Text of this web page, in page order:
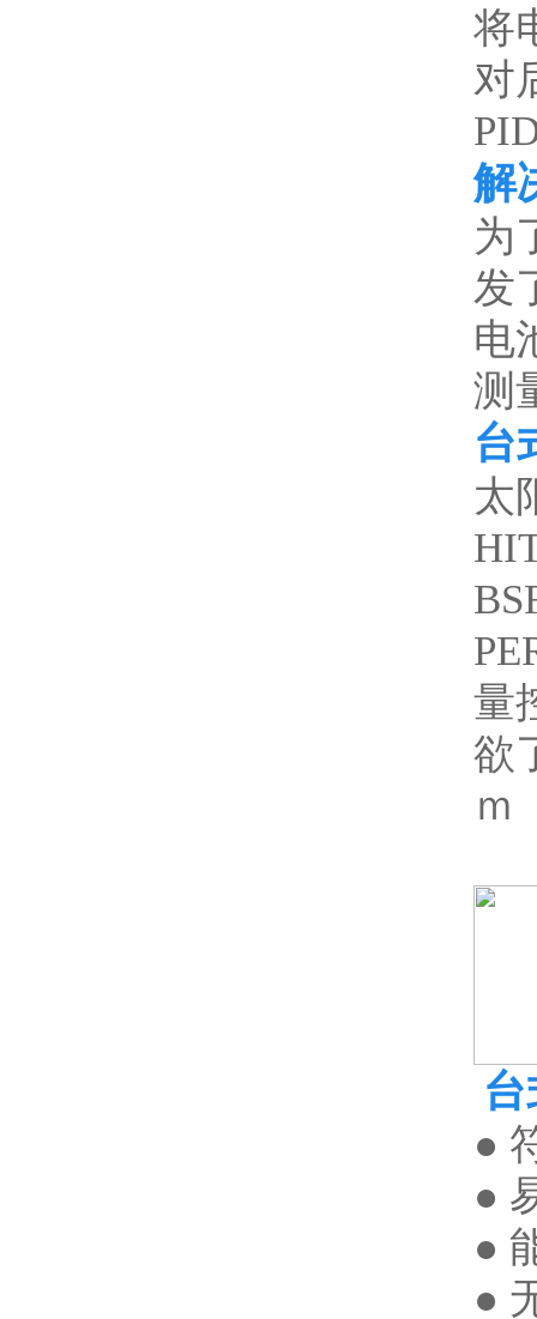
将
对
解
为
发
电
测
台
太
量
欲
●
●
●
●